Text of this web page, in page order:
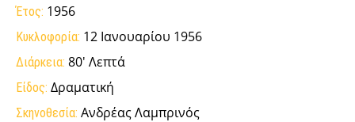
Έτος: 1956
Κυκλοφορία: 12 Ιανουαρίου 1956
Διάρκεια: 80' Λεπτά
Είδος: Δραματική
Σκηνοθεσία: Ανδρέας Λαμπρινός